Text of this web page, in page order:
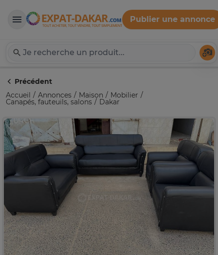
Expat-Dakar
Publier une annonce
Précédent
Accueil
Annonces Maison Mobilier
Canapés, fauteuils, salons Dakar